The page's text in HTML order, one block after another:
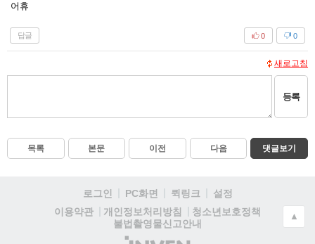
어휴
답글 0
0
새로고침
등록
목록 본문 이전 다음 댓글보기
로그인 PC화면 퀵링크
설정
이용약관
개인정보처리방침
청소년보호정책
불법촬영물신고안내
▲